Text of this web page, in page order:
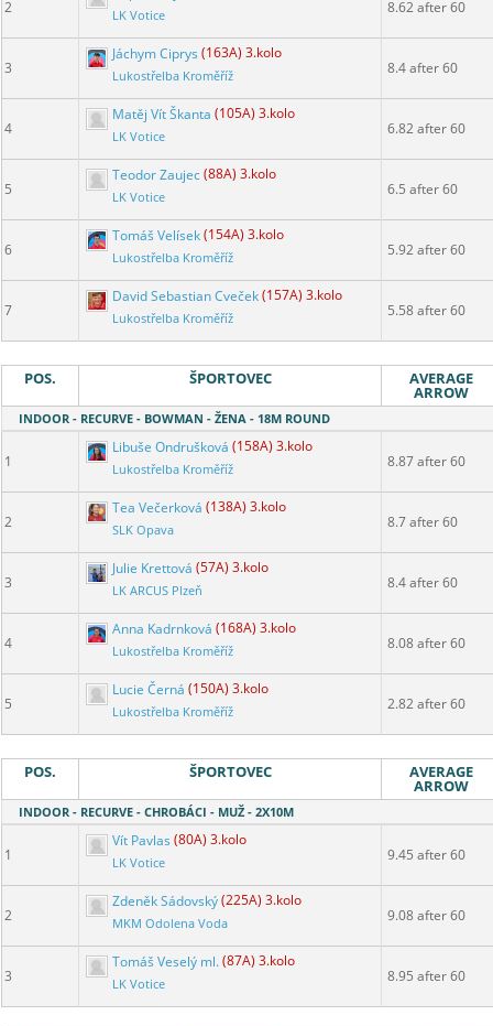
2 LK Votice 8.62 after 60
3
Jáchym Ciprys (163A) 3.kolo
Lukostřelba Kroměříž 8.4 after 60
4
Matěj Vít Škanta (105A) 3.kolo
LK Votice 6.82 after 60
5
Teodor Zaujec(88A) 3.kolo
LK Votice 6.5 after 60
6
Tomáš Velísek(154A) 3.kolo
Lukostřelba Kroměříž 5.92 after 60
7
David Sebastian Cveček(157A) 3.kolo
Lukostřelba Kroměříž 5.58 after 60
POS. ŠPORTOVEC AVERAGE
ARROW
INDOOR - RECURVE - BOWMAN - ŽENA - 18M ROUND
1
Libuše Ondrušková (158A) 3.kolo
Lukostřelba Kroměříž 8.87 after 60
2
Tea Večerková (138A) 3.kolo
SLK Opava 8.7 after 60
3
Julie Krettová (57A) 3.kolo
LK ARCUS Plzeň 8.4 after 60
4
Anna Kadrnková (168A) 3.kolo
Lukostřelba Kroměříž 8.08 after 60
5
Lucie Černá (150A) 3.kolo
Lukostřelba Kroměříž 2.82 after 60
POS. ŠPORTOVEC AVERAGE
ARROW
INDOOR - RECURVE - CHROBÁCI - MUŽ - 2X10M
1
Vít Pavlas (80A) 3.kolo
LK Votice 9.45 after 60
2
Zdeněk Sádovský(225A) 3.kolo
MKM Odolena Voda 9.08 after 60
3
Tomáš Veselý ml.(87A) 3.kolo
LK Votice 8.95 after 60